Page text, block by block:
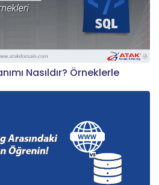
Nasıldır? Örneklerle